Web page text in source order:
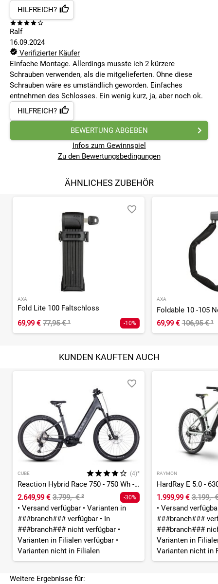
HILFREICH?
Ralf
16.09.2024
Verifizierter Käufer
Einfache Montage. Allerdings musste ich 2 kürzere
Schrauben verwenden, als die mitgelieferten. Ohne diese
Schrauben wäre es umständlich geworden. Einfaches
entnehmen des Schlosses. Ein wenig kurz, ja, aber noch ok.
HILFREICH?
BEWERTUNG ABGEBEN
Infos zum Gewinnspiel
Zu den Bewertungsbedingungen
ÄHNLICHES ZUBEHÖR
AXA
Fold Lite 100 Faltschloss
69,99 € 77,95 €¹ -10%
AXA
69,99 € 106,95 €¹
KUNDEN KAUFTEN AUCH
CUBE (4)*
Reaction Hybrid Race 750 - 750 Wh - 27,5 Zoll - Tiefeinsteiger
2.649,99 € 3.799,- €² -30%
• Versand verfügbar • Varianten in
###branch### verfügbar • In
###branch### nicht verfügbar •
Varianten in Filialen verfügbar •
Varianten nicht in Filialen
RAYMON
1.999,99 € 3.199,-
• Versand
###branch###
###branch###
Varianten in
Varianten nicht in
Weitere Ergebnisse für: